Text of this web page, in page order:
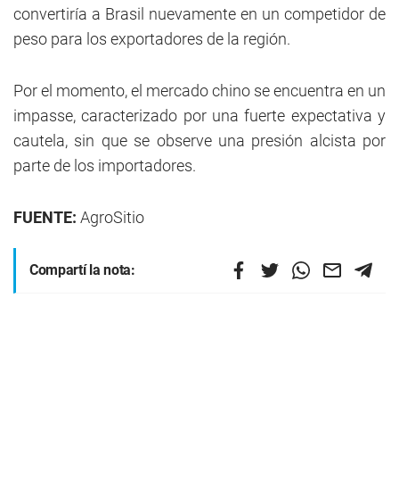
convertiría a Brasil nuevamente en un competidor de
peso para los exportadores de la región.
Por el momento, el mercado chino se encuentra en un
impasse, caracterizado por una fuerte expectativa y
cautela, sin que se observe una presión alcista por
parte de los importadores.
FUENTE: AgroSitio
Compartí la nota: